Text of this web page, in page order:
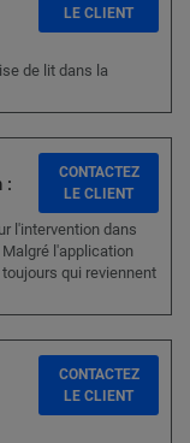
de lit dans la
LE CLIENT
:
l'intervention dans
l'application
qui reviennent
CONTACTEZ
LE CLIENT
CONTACTEZ
LE CLIENT